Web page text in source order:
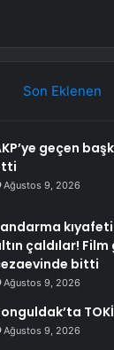
Son Eklenen
geçen
Ağustos 9, 2026
çaldılar!
bitti
Ağustos 9, 2026
Ağustos 9, 2026